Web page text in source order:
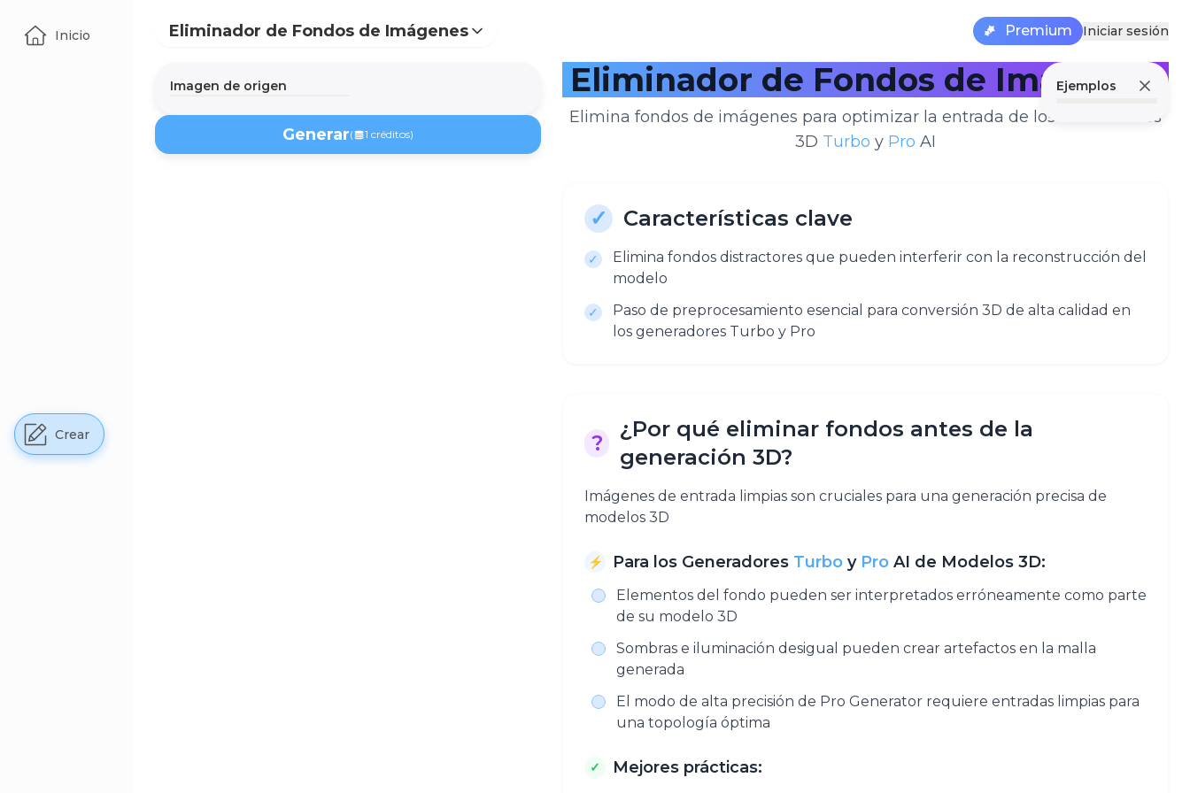
Inicio
Crear
Eliminador de Fondos de Imágenes Premium Iniciar sesión
Imagen de origen
Imagen
Generar( 1 créditos)
Eliminador de Fondos de Imágenes
Elimina fondos de imágenes para optimizar la entrada de los Generadores
3D Turbo y Pro AI​
✓ Características clave
✓
Elimina fondos distractores que pueden interferir con la reconstrucción del
modelo
✓
Paso de preprocesamiento esencial para conversión 3D de alta calidad en
los generadores Turbo y Pro
?
¿Por qué eliminar fondos antes de la
generación 3D?
Imágenes de entrada limpias son cruciales para una generación precisa de
modelos 3D
⚡ Para los Generadores Turbo y Pro AI de Modelos 3D:​
Elementos del fondo pueden ser interpretados erróneamente como parte
de su modelo 3D
Sombras e iluminación desigual pueden crear artefactos en la malla
generada
El modo de alta precisión de Pro Generator requiere entradas limpias para
una topología óptima
✓ Mejores prácticas:
Ejemplos